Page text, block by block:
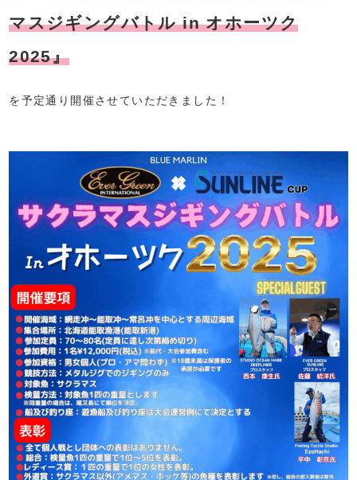
マスジギングバトル in オホーツク
2025』
を予定通り開催させていただきました！